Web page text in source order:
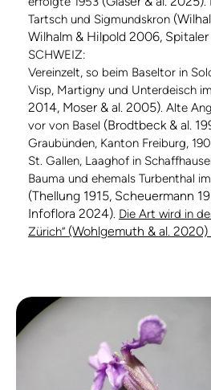
Tartsch und Sigmundskron
Wilhalm & Hilpold 2006,
SCHWEIZ:
Vereinzelt, so beim Baseltor in
Visp, Martigny und Unterdeisch
2014, Moser & al. 2005). Alte
vor von Basel (Brodtbeck & al.
Graubünden, Kanton Freiburg,
St. Gallen, Laaghof in
Bauma und ehemals Turbenthal
(Thellung 1915, Scheuermann
Infoflora 2024). Die Art wird in
Zürich“ (Wohlgemuth & al. 2020)